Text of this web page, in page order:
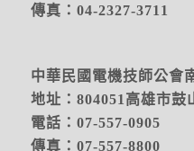
傳真：04-2327-3711
中華民國電機技師公會
地址：804051高雄市鼓
電話：07-557-0905
傳真：07-557-8800